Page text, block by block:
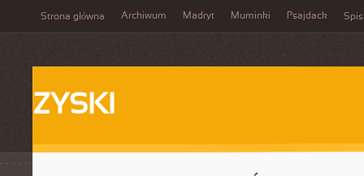
Strona główna Archiwum Madryt Muminki Psajdack Spis
ZYSKI